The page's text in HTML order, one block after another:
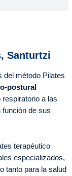
Santurtzi
del método Pilates
postural
a las
de sus
terapéutico
especializados,
tanto para la salud